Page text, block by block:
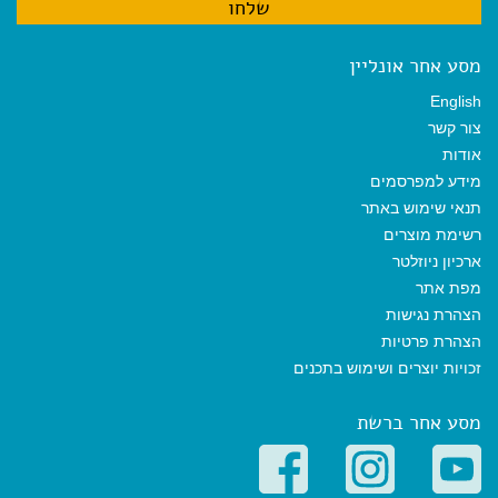
מסע אחר אונליין
English
צור קשר
אודות
מידע למפרסמים
תנאי שימוש באתר
רשימת מוצרים
ארכיון ניוזלטר
מפת אתר
הצהרת נגישות
הצהרת פרטיות
זכויות יוצרים ושימוש בתכנים
מסע אחר ברשת